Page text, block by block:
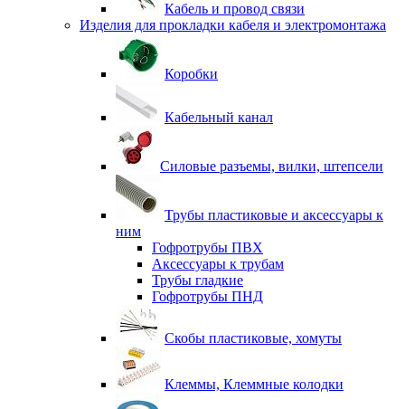
Кабель и провод связи
Изделия для прокладки кабеля и электромонтажа
Коробки
Кабельный канал
Силовые разъемы, вилки, штепсели
Трубы пластиковые и аксессуары к
ним
Гофротрубы ПВХ
Аксессуары к трубам
Трубы гладкие
Гофротрубы ПНД
Скобы пластиковые, хомуты
Клеммы, Клеммные колодки